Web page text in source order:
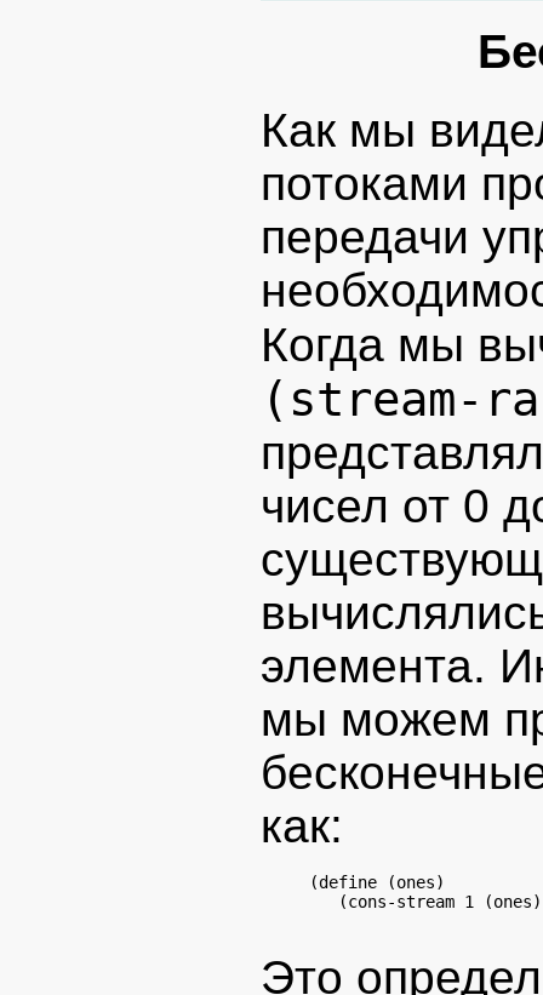
Как мы
потоками
передачи
Когда мы
(stream-
чисел от 0
элемента.
мы можем
как:
(define (ones)
(cons-stream 1
Это